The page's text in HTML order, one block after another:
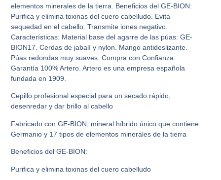
elementos minerales de la tierra. Beneficios del GE-BION:
Purifica y elimina toxinas del cuero cabelludo. Evita
sequedad en el cabello. Transmite iones negativo.
Características: Material base del agarre de las púas: GE-
BION17. Cerdas de jabalí y nylon. Mango antideslizante.
Púas redondas muy suaves. Compra con Confianza:
Garantía 100% Artero. Artero es una empresa española
fundada en 1909.
Cepillo profesional especial para un secado rápido,
desenredar y dar brillo al cabello
Fabricado con GE-BION, mineral híbrido único que contiene
Germanio y 17 tipos de elementos minerales de la tierra
Beneficios del GE-BION:
Purifica y elimina toxinas del cuero cabelludo